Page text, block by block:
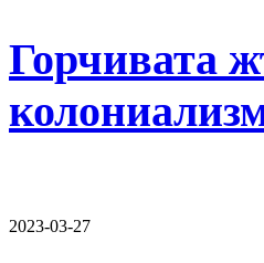
Горчивата
2023-03-27